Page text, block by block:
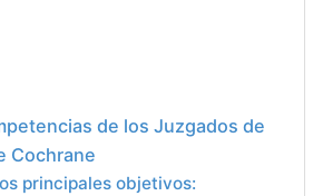
de los Juzgados de
Cochrane
principales objetivos: